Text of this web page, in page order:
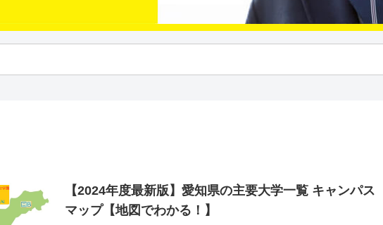
【2024年度最新版】愛知県の主要大学一覧 キャンパス
マップ【地図でわかる！】